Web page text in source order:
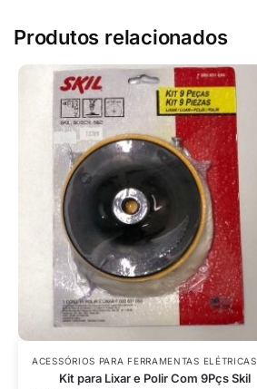
Produtos relacionados
ACESSÓRIOS PARA FERRAMENTAS ELÉTRICAS
Kit para Lixar e Polir Com 9Pçs Skil